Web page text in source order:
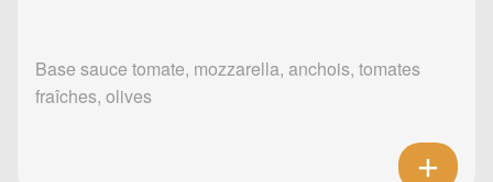
Base sauce tomate, mozzarella, anchois, tomates
fraîches, olives